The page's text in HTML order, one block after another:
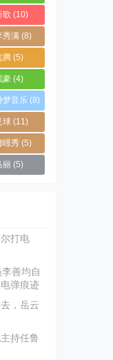
歌 (10)
秀满(8)
腾(5)
豪(4)
梦音乐(8)
球(11)
暻秀 (5)
丽(5)
打电
善均自
弹痕迹
，岳云
持任鲁